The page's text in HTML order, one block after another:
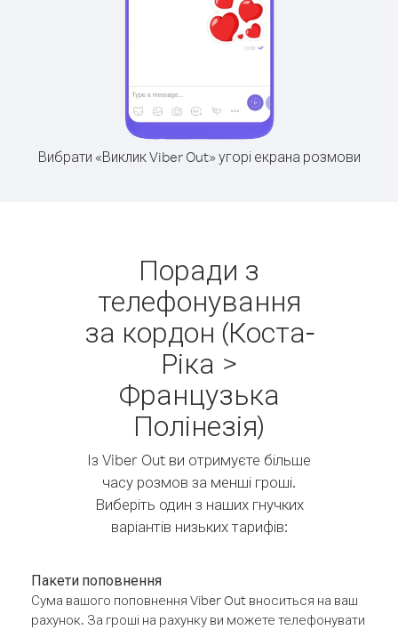
Вибрати «Виклик Viber Out» угорі екрана розмови
Поради з
телефонування
за кордон (Коста-
Ріка >
Французька
Полінезія)
Із Viber Out ви отримуєте більше
часу розмов за менші гроші.
Виберіть один з наших гнучких
варіантів низьких тарифів:
Пакети поповнення
Сума вашого поповнення Viber Out вноситься на ваш
рахунок. За гроші на рахунку ви можете телефонувати